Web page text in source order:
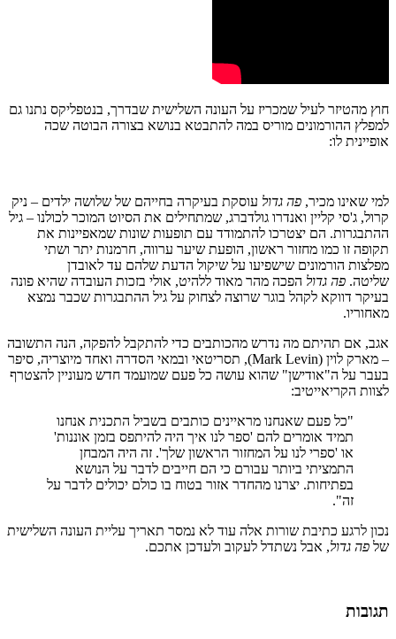
חוץ מהטיזר לעיל שמכריז על העונה השלישית שבדרך, בנטפליקס נתנו גם
למפלץ ההורמונים מוריס במה להתבטא בנושא בצורה הבוטה שכה
אופיינית לו:
למי שאינו מכיר, פה גדול עוסקת בעיקרה בחייהם של שלושה ילדים – ניק
קרול, ג'סי קליין ואנדרו גולדברג, שמתחילים את הסיוט המוכר לכולנו – גיל
ההתבגרות. הם יצטרכו להתמודד עם תופעות שונות שמאפיינות את
תקופה זו כמו מחזור ראשון, הופעת שיער ערווה, חרמנות יתר ושתי
מפלצות הורמונים שישפיעו על שיקול הדעת שלהם עד לאובדן
שליטה. פה גדול הפכה מהר מאוד ללהיט, אולי בזכות העובדה שהיא פונה
בעיקר דווקא לקהל בוגר שרוצה לצחוק על גיל ההתבגרות שכבר נמצא
מאחוריו.
אגב, אם תהיתם מה נדרש מהכותבים כדי להתקבל להפקה, הנה התשובה
– מארק לוין (Mark Levin), תסריטאי ובמאי הסדרה ואחד מיוצריה, סיפר
בעבר על ה"אודישן" שהוא עושה כל פעם שמועמד חדש מעוניין להצטרף
לצוות הקריאייטיב:
"כל פעם שאנחנו מראיינים כותבים בשביל התכנית אנחנו
תמיד אומרים להם 'ספר לנו איך היה להיתפס בזמן אוננות'
או 'ספרי לנו על המחזור הראשון שלך'. זה היה המבחן
התמציתי ביותר עבורם כי הם חייבים לדבר על הנושא
בפתיחות. יצרנו מהחדר אזור בטוח בו כולם יכולים לדבר על
זה".
נכון לרגע כתיבת שורות אלה עוד לא נמסר תאריך עליית העונה השלישית
של פה גדול, אבל נשתדל לעקוב ולעדכן אתכם.
תגובות